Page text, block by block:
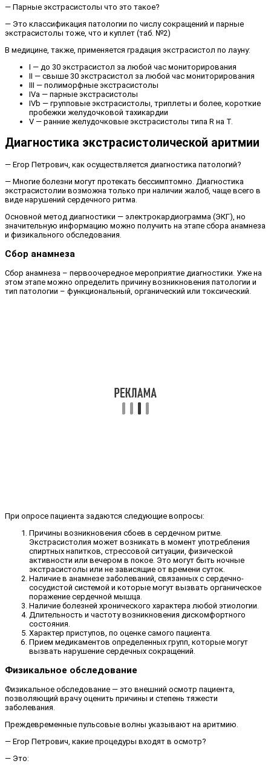
— Парные экстрасистолы что это такое?
— Это классификация патологии по числу сокращений и парные
экстрасистолы тоже, что и куплет (таб. №2)
В медицине, также, применяется градация экстрасистол по лауну:
I — до 30 экстрасистол за любой час мониторирования
II — свыше 30 экстрасистол за любой час мониторирования
III — полиморфные экстрасистолы
IVa — парные экстрасистолы
IVb — групповые экстрасистолы, триплеты и более, короткие
пробежки желудочковой тахикардии
V — ранние желудочковые экстрасистолы типа R на T.
Диагностика экстрасистолической аритмии
— Егор Петрович, как осуществляется диагностика патологий?
— Многие болезни могут протекать бессимптомно. Диагностика
экстрасистолии возможна только при наличии жалоб, чаще всего в
виде нарушений сердечного ритма.
Основной метод диагностики — электрокардиограмма (ЭКГ), но
значительную информацию можно получить на этапе сбора анамнеза
и физикального обследования.
Сбор анамнеза
Сбор анамнеза – первоочередное мероприятие диагностики. Уже на
этом этапе можно определить причину возникновения патологии и
тип патологии – функциональный, органический или токсический.
При опросе пациента задаются следующие вопросы:
Причины возникновения сбоев в сердечном ритме.
Экстрасистолия может возникать в момент употребления
спиртных напитков, стрессовой ситуации, физической
активности или вечером в покое. Это могут быть ночные
экстрасистолы или не зависящие от времени суток.
Наличие в анамнезе заболеваний, связанных с сердечно-
сосудистой системой и которые могут вызвать органическое
поражение сердечной мышца.
Наличие болезней хронического характера любой этиологии.
Длительность и частоту возникновения дискомфортного
состояния.
Характер приступов, по оценке самого пациента.
Прием медикаментов определенных групп, которые могут
вызвать нарушение сердечных сокращений.
Физикальное обследование
Физикальное обследование — это внешний осмотр пациента,
позволяющий врачу оценить причины и степень тяжести
заболевания.
Преждевременные пульсовые волны указывают на аритмию.
— Егор Петрович, какие процедуры входят в осмотр?
— Это: